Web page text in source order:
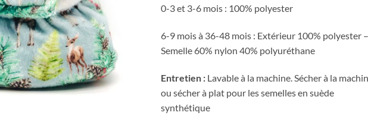
0-3 et 3-6 mois : 100% polyester
6-9 mois à 36-48 mois : Extérieur 100% polyester –
Semelle 60% nylon 40% polyuréthane
Entretien :Lavable à la machine. Sécher à la
ou sécher à plat pour les semelles en suède
synthétique